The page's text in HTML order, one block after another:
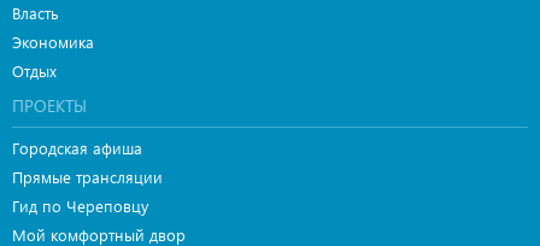
Власть
Экономика
Отдых
ПРОЕКТЫ
Городская афиша
Прямые трансляции
Гид по Череповцу
Мой комфортный двор